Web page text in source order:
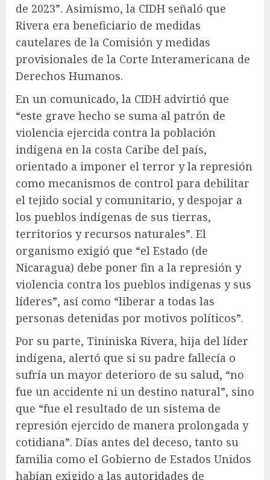
de 2023”. Asimismo, la CIDH señaló que
Rivera era beneficiario de medidas
cautelares de la Comisión y medidas
provisionales de la Corte Interamericana de
Derechos Humanos.
En un comunicado, la CIDH advirtió que
“este grave hecho se suma al patrón de
violencia ejercida contra la población
indígena en la costa Caribe del país,
orientado a imponer el terror y la represión
como mecanismos de control para debilitar
el tejido social y comunitario, y despojar a
los pueblos indígenas de sus tierras,
territorios y recursos naturales”. El
organismo exigió que “el Estado (de
Nicaragua) debe poner fin a la represión y
violencia contra los pueblos indígenas y sus
líderes”, así como “liberar a todas las
personas detenidas por motivos políticos”.
Por su parte, Tininiska Rivera, hija del líder
indígena, alertó que si su padre fallecía o
sufría un mayor deterioro de su salud, “no
fue un accidente ni un destino natural”, sino
que “fue el resultado de un sistema de
represión ejercido de manera prolongada y
cotidiana”. Días antes del deceso, tanto su
familia como el Gobierno de Estados Unidos
habían exigido a las autoridades de